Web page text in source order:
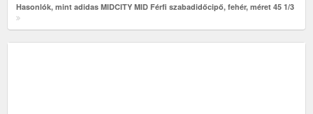
Hasonlók, mint adidas MIDCITY MID Férfi szabadidőcipő, fehér, méret 45 1/3